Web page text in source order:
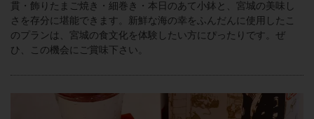
貫・飾りたまご焼き・細巻き・本日のあて小鉢と、宮城の美味し
さを存分に堪能できます。新鮮な海の幸をふんだんに使用したこ
のプランは、宮城の食文化を体験したい方にぴったりです。ぜ
ひ、この機会にご賞味下さい。